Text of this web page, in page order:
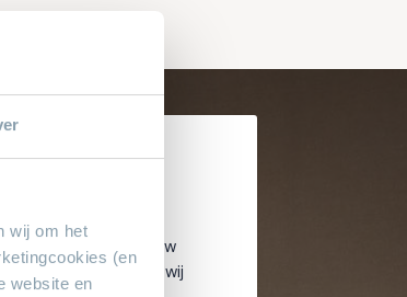
wij om het
(en
website en
adres voor al uw
Geen aanbetaling & wij